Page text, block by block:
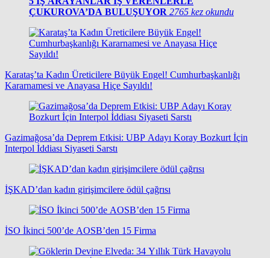
ÇUKUROVA’DA BULUŞUYOR 2765 kez okundu
Karataş’ta Kadın Üreticilere Büyük Engel! Cumhurbaşkanlığı
Kararnamesi ve Anayasa Hiçe Sayıldı!
Gazimağosa’da Deprem Etkisi: UBP Adayı Koray Bozkurt İçin
Interpol İddiası Siyaseti Sarstı
İŞKAD’dan kadın girişimcilere ödül çağrısı
İSO İkinci 500’de AOSB’den 15 Firma